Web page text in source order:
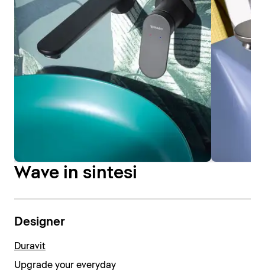
Wave in sintesi
Designer
Duravit
Upgrade your everyday